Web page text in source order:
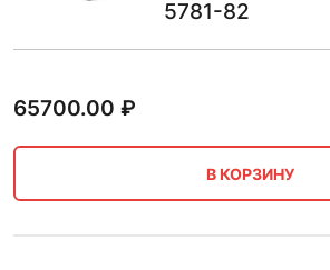
5781-82
65700.00 ₽
В КОРЗИНУ